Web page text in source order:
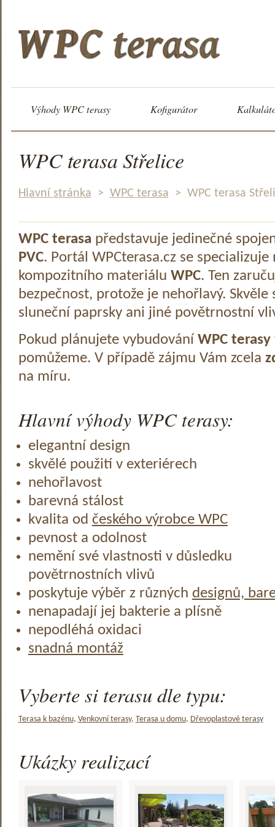
Výhody WPC terasy Kofigurátor
WPC terasa Střelice
Hlavní stránka > WPC terasa > WPC terasa
WPC terasa představuje jedinečné
PVC. Portál WPCterasa.cz se specializuje
kompozitního materiálu WPC. Ten
bezpečnost, protože je nehořlavý.
sluneční paprsky ani jiné povětrnostní
Pokud plánujete vybudování WPC terasy
pomůžeme. V případě zájmu Vám zcela
na míru.
Hlavní výhody WPC terasy:
elegantní design
skvělé použití v exteriérech
nehořlavost
barevná stálost
kvalita od českého výrobce WPC
pevnost a odolnost
nemění své vlastnosti v důsledku
povětrnostních vlivů
poskytuje výběr z různých designů,
nenapadají jej bakterie a plísně
nepodléhá oxidaci
snadná montáž
Vyberte si terasu dle typu:
Terasa k bazénu, Venkovní terasy, Terasa u domu, Dřevoplastové terasy
Ukázky realizací